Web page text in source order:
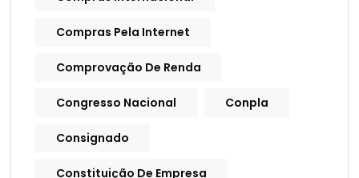
Compras Pela Internet
Comprovação De Renda
Congresso Nacional Conpla
Consignado
Constituição De Empresa